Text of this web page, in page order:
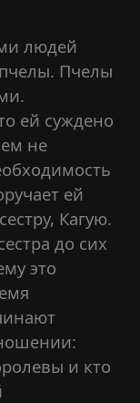
людей
Пчелы
ей суждено
не
ей
Кагую.
до сих
это
и кто